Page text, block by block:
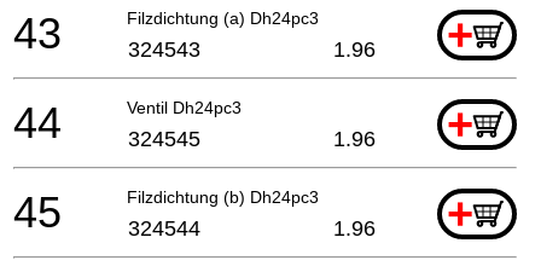
Filzdichtung (a) Dh24pc3 +
43 324543 1.96
Ventil Dh24pc3 +
44 324545 1.96
Filzdichtung (b) Dh24pc3 +
45 324544 1.96